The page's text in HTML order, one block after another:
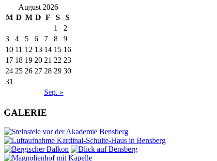
August 2026
M D M D F S S
Sep. »
1
2
3
4 5 6 7 8
9
10 11 12 13 14 15 16
17 18 19 20 21 22 23
24 25 26 27 28 29 30
31
GALERIE